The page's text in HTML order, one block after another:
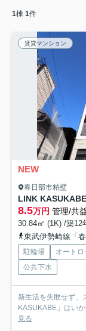
1棟 1件
賃貸マンション
NEW
春日部市粕壁
LINK KASUKABE
8.5万円 管理/共
30.84㎡ (1K) /築12
東武伊勢崎線「
駐輪場 オートロ
公共下水
新生活を失敗せず、
KASUKABE」はい
見る